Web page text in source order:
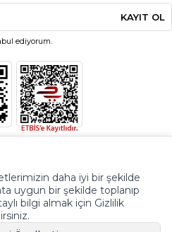
KAYIT OL
ediyorum.
daha iyi bir şekilde
uygun bir şekilde toplanıp
bilgi almak için Gizlilik